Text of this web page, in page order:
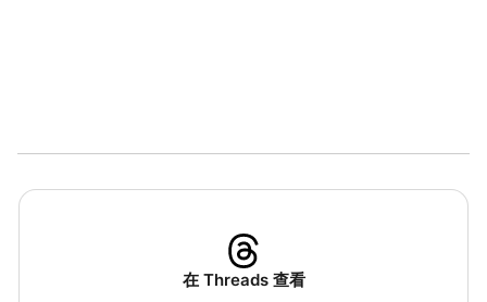
在 Threads 查看